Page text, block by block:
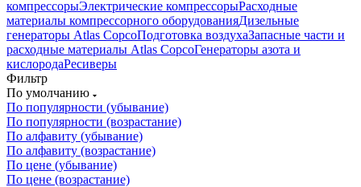
компрессорыЭлектрические компрессорыРасходные
материалы компрессорного оборудованияДизельные
генераторы Atlas CopcoПодготовка воздухаЗапасные части и
расходные материалы Atlas CopcoГенераторы азота и
кислородаРесиверы
Фильтр
По умолчанию
По популярности (убывание)
По популярности (возрастание)
По алфавиту (убывание)
По алфавиту (возрастание)
По цене (убывание)
По цене (возрастание)